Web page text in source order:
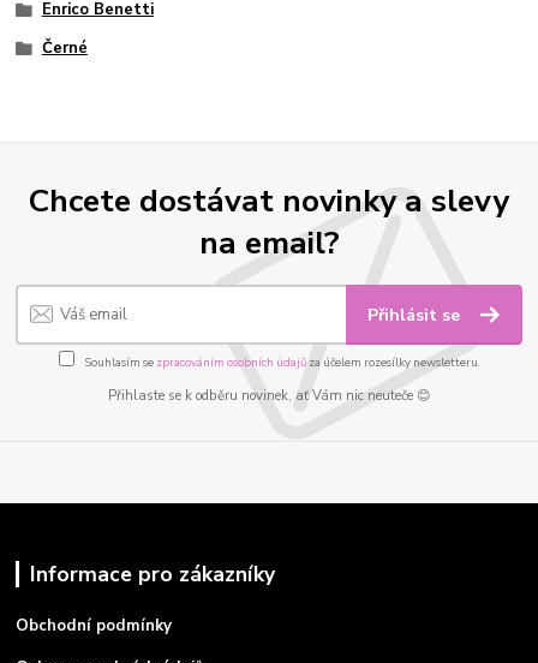
Enrico Benetti
Černé
Chcete dostávat novinky a slevy
na email?
Přihlásit se
Souhlasím se zpracováním osobních údajůza účelem rozesílky newsletteru.
Přihlaste se k odběru novinek, ať Vám nic neuteče 😊
Informace pro zákazníky
Obchodní podmínky